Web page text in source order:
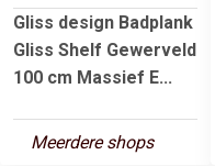
Gliss design Badplank
Gliss Shelf Gewerveld
100 cm Massief E...
Meerdere shops